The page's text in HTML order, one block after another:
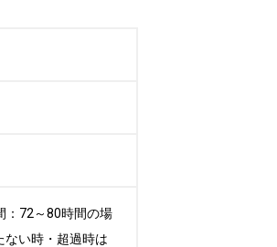
：72～80時間の場
い時・超過時は